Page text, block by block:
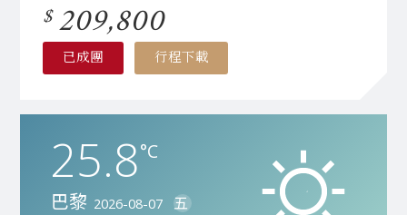
209,800
已成團 行程下載
25.8°C
巴黎 2026-08-07 五
32.0°C
威尼斯 2026-08-07 五
20.1°C
尼斯 2026-08-07 五
31.5°C
羅馬 2026-08-07 五
33.8°C
佛羅倫斯 2026-08-07